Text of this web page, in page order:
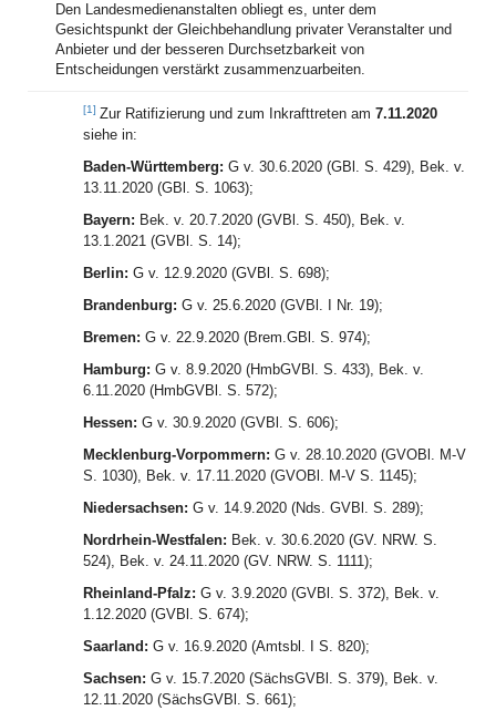
Den Landesmedienanstalten obliegt es, unter dem
Gesichtspunkt der Gleichbehandlung privater Veranstalter und
Anbieter und der besseren Durchsetzbarkeit von
Entscheidungen verstärkt zusammenzuarbeiten.
[1] Zur Ratifizierung und zum Inkrafttreten am 7.11.2020
siehe in:
Baden-Württemberg: G v. 30.6.2020 (GBl. S. 429), Bek. v.
13.11.2020 (GBl. S. 1063);
Bayern: Bek. v. 20.7.2020 (GVBl. S. 450), Bek. v.
13.1.2021 (GVBl. S. 14);
Berlin: G v. 12.9.2020 (GVBl. S. 698);
Brandenburg: G v. 25.6.2020 (GVBl. I Nr. 19);
Bremen: G v. 22.9.2020 (Brem.GBl. S. 974);
Hamburg: G v. 8.9.2020 (HmbGVBl. S. 433), Bek. v.
6.11.2020 (HmbGVBl. S. 572);
Hessen: G v. 30.9.2020 (GVBl. S. 606);
Mecklenburg-Vorpommern: G v. 28.10.2020 (GVOBl. M-V
S. 1030), Bek. v. 17.11.2020 (GVOBl. M-V S. 1145);
Niedersachsen: G v. 14.9.2020 (Nds. GVBl. S. 289);
Nordrhein-Westfalen: Bek. v. 30.6.2020 (GV. NRW. S.
524), Bek. v. 24.11.2020 (GV. NRW. S. 1111);
Rheinland-Pfalz: G v. 3.9.2020 (GVBl. S. 372), Bek. v.
1.12.2020 (GVBl. S. 674);
Saarland: G v. 16.9.2020 (Amtsbl. I S. 820);
Sachsen: G v. 15.7.2020 (SächsGVBl. S. 379), Bek. v.
12.11.2020 (SächsGVBl. S. 661);